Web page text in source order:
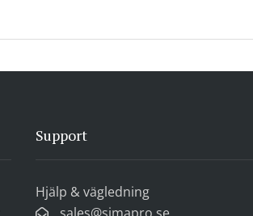
Support
Hjälp & vägledning